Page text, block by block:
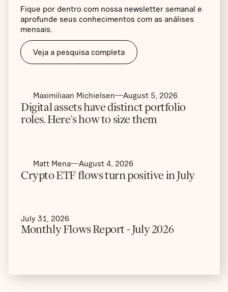
Fique por dentro com nossa newsletter semanal e
aprofunde seus conhecimentos com as análises
mensais.
Veja a pesquisa completa
Maximiliaan Michielsen August 5, 2026
Digital assets have distinct portfolio
roles. Here’s how to size them
Matt Mena August 4, 2026
Crypto ETF flows turn positive in July
July 31, 2026
Monthly Flows Report - July 2026